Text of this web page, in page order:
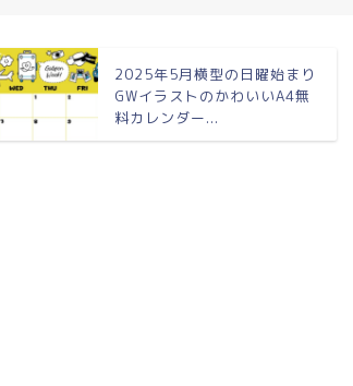
2025年5月横型の日曜始まり
GWイラストのかわいいA4無
料カレンダー...